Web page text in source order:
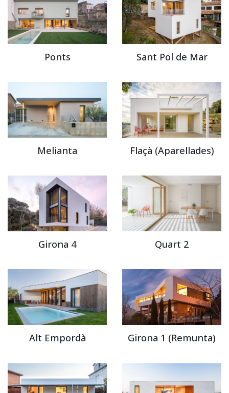
Ponts Sant Pol de Mar
Melianta Flaçà (Aparellades)
Girona 4 Quart 2
Alt Empordà Girona 1 (Remunta)